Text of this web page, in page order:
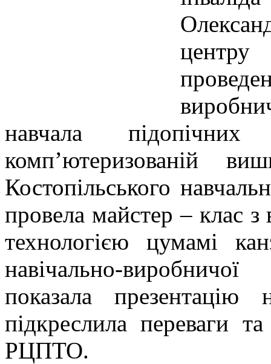
навчала
комп’ютеризованій
Костопільського
провела майстер – клас з
технологією цумамі
навічально-
показала презентацію
підкреслила переваги
РЦПТО.